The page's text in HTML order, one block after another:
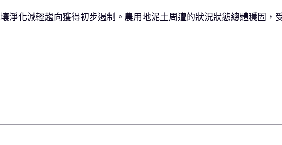
壤淨化減輕趨向獲得初步遏制。農用地泥土周遭的狀況狀態總體穩固，